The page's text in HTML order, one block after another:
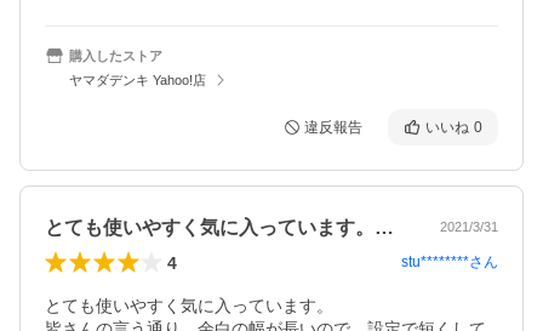
購入したストア
ヤマダデンキ Yahoo!店
違反報告 いいね 0
とても使いやすく気に入っています。皆さ… 2021/3/31
4 stu********さん
とても使いやすく気に入っています。